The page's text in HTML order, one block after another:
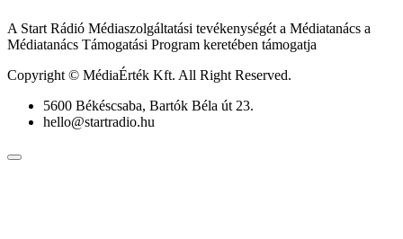
A Start Rádió Médiaszolgáltatási tevékenységét a Médiatanács a
Médiatanács Támogatási Program keretében támogatja
Copyright © MédiaÉrték Kft. All Right Reserved.
5600 Békéscsaba, Bartók Béla út 23.
hello@startradio.hu